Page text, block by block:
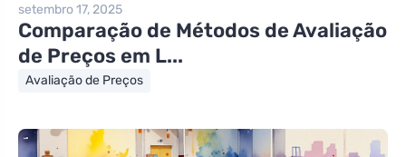
setembro 17, 2025
Comparação de Métodos de Avaliação
de Preços em L...
Avaliação de Preços